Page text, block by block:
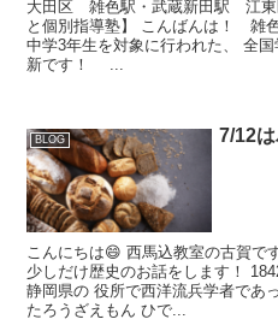
大田区 雑色駅・武蔵新田駅 江
と個別指導塾】 こんばんは！
中学3年生を対象に行われた、 全
新です！ ...
BLOG 7/12
こんにちは😄 西馬込教室の古賀
少しだけ歴史のお話をします！
静岡県の 役所で西洋流兵学者であ
たろうざえもん ひで...